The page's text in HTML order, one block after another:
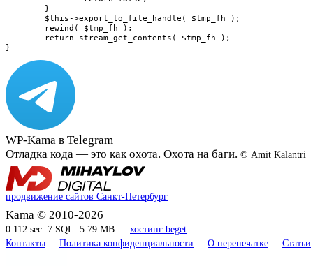
}
WP-Kama в Telegram
Отладка кода — это как охота. Охота на баги. © Amit Kalantri
продвижение сайтов Санкт-Петербург
Kama © 2010-2026
0.112 sec. 7 SQL. 5.79 MB — хостинг beget
Контакты
Политика конфиденциальности О перепечатке Статьи